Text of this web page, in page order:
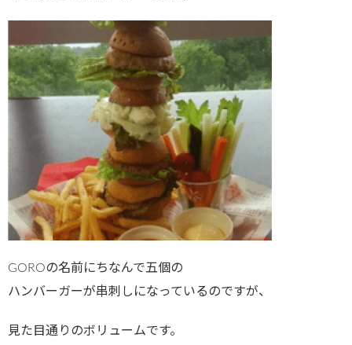
GOROの名前にちなんで五個の
ハンバーガーが串刺しになっているのですが、
見た目通りのボリュームです。